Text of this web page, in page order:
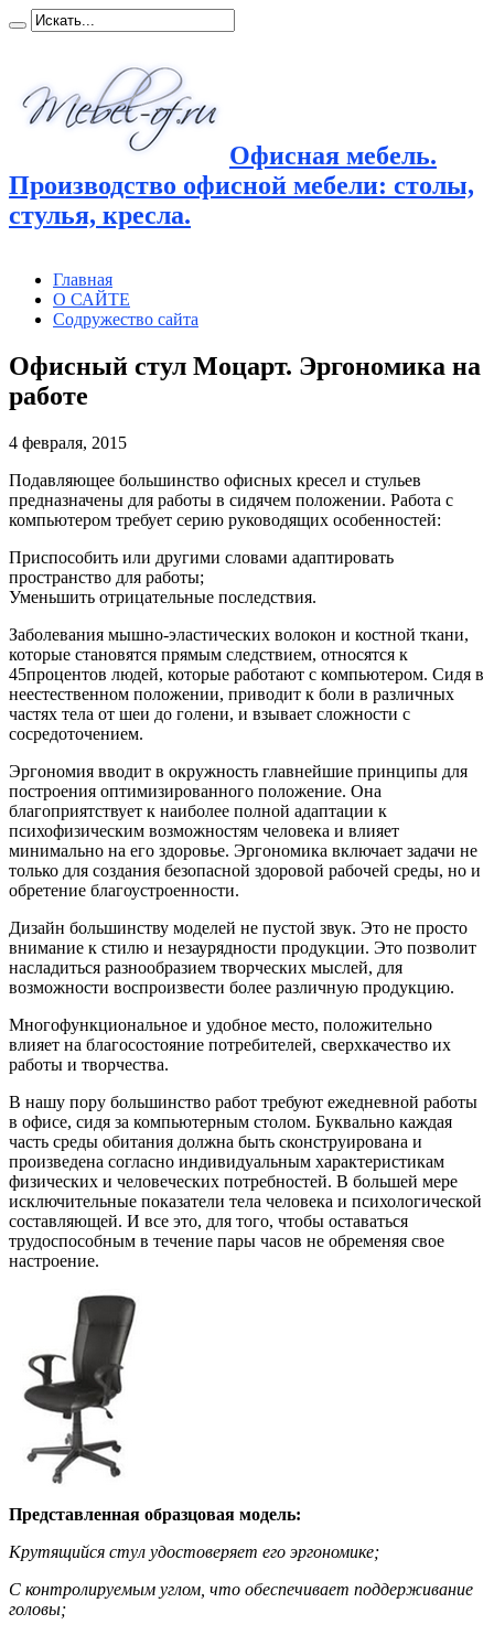
Офисная мебель.
Производство офисной мебели: столы,
стулья, кресла.
Главная
О САЙТЕ
Содружество сайта
Офисный стул Моцарт. Эргономика на
работе
4 февраля, 2015
Подавляющее большинство офисных кресел и стульев
предназначены для работы в сидячем положении. Работа с
компьютером требует серию руководящих особенностей:
Приспособить или другими словами адаптировать
пространство для работы;
Уменьшить отрицательные последствия.
Заболевания мышно-эластических волокон и костной ткани,
которые становятся прямым следствием, относятся к
45процентов людей, которые работают с компьютером. Сидя в
неестественном положении, приводит к боли в различных
частях тела от шеи до голени, и взывает сложности с
сосредоточением.
Эргономия вводит в окружность главнейшие принципы для
построения оптимизированного положение. Она
благоприятствует к наиболее полной адаптации к
психофизическим возможностям человека и влияет
минимально на его здоровье. Эргономика включает задачи не
только для создания безопасной здоровой рабочей среды, но и
обретение благоустроенности.
Дизайн большинству моделей не пустой звук. Это не просто
внимание к стилю и незаурядности продукции. Это позволит
насладиться разнообразием творческих мыслей, для
возможности воспроизвести более различную продукцию.
Многофункциональное и удобное место, положительно
влияет на благосостояние потребителей, сверхкачество их
работы и творчества.
В нашу пору большинство работ требуют ежедневной работы
в офисе, сидя за компьютерным столом. Буквально каждая
часть среды обитания должна быть сконструирована и
произведена согласно индивидуальным характеристикам
физических и человеческих потребностей. В большей мере
исключительные показатели тела человека и психологической
составляющей. И все это, для того, чтобы оставаться
трудоспособным в течение пары часов не обременяя свое
настроение.
Представленная образцовая модель:
Крутящийся стул удостоверяет его эргономике;
С контролируемым углом, что обеспечивает поддерживание
головы;